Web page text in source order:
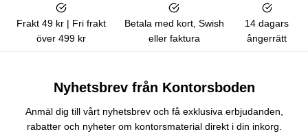
Frakt 49 kr | Fri frakt
över 499 kr
Betala med kort, Swish
eller faktura
14 dagars
ångerrätt
Nyhetsbrev från Kontorsboden
Anmäl dig till vårt nyhetsbrev och få exklusiva erbjudanden,
rabatter och nyheter om kontorsmaterial direkt i din inkorg.